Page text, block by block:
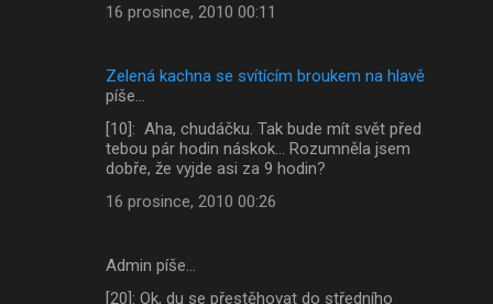
16 prosince, 2010 00:11
Zelená kachna se svítícím broukem na hlavě
píše…
[10]: Aha, chudáčku. Tak bude mít svět před
tebou pár hodin náskok... Rozumněla jsem
dobře, že vyjde asi za 9 hodin?
16 prosince, 2010 00:26
Admin píše…
[20]: Ok, du se přestěhovat do středního